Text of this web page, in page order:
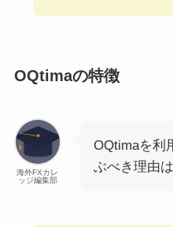
OQtimaの特徴
海外FXカレ
ッジ編集部
OQtimaを利
ぶべき理由